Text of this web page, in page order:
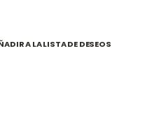
A LA LISTA DE DESEOS